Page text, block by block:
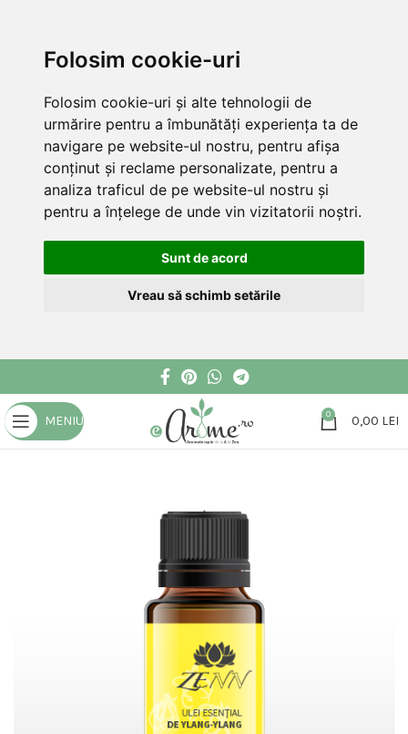
Folosim cookie-uri
Folosim cookie-uri și alte tehnologii de
urmărire pentru a îmbunătăți experiența ta de
navigare pe website-ul nostru, pentru afișa
conținut și reclame personalizate, pentru a
analiza traficul de pe website-ul nostru și
pentru a înțelege de unde vin vizitatorii noștri.
Sunt de acord
Vreau să schimb setările
MENIU 0 0,00 LEI